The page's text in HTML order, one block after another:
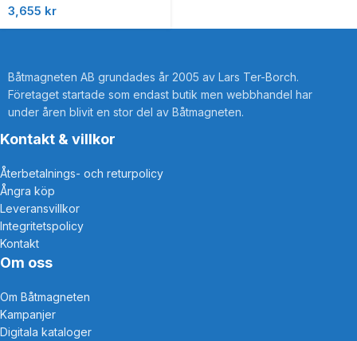
3,655 kr
Båtmagneten AB grundades år 2005 av Lars Ter-Borch.
Företaget startade som endast butik men webbhandel har
under åren blivit en stor del av Båtmagneten.
Kontakt & villkor
Återbetalnings- och returpolicy
Ångra köp
Leveransvillkor
Integritetspolicy
Kontakt
Om oss
Om Båtmagneten
Kampanjer
Digitala kataloger